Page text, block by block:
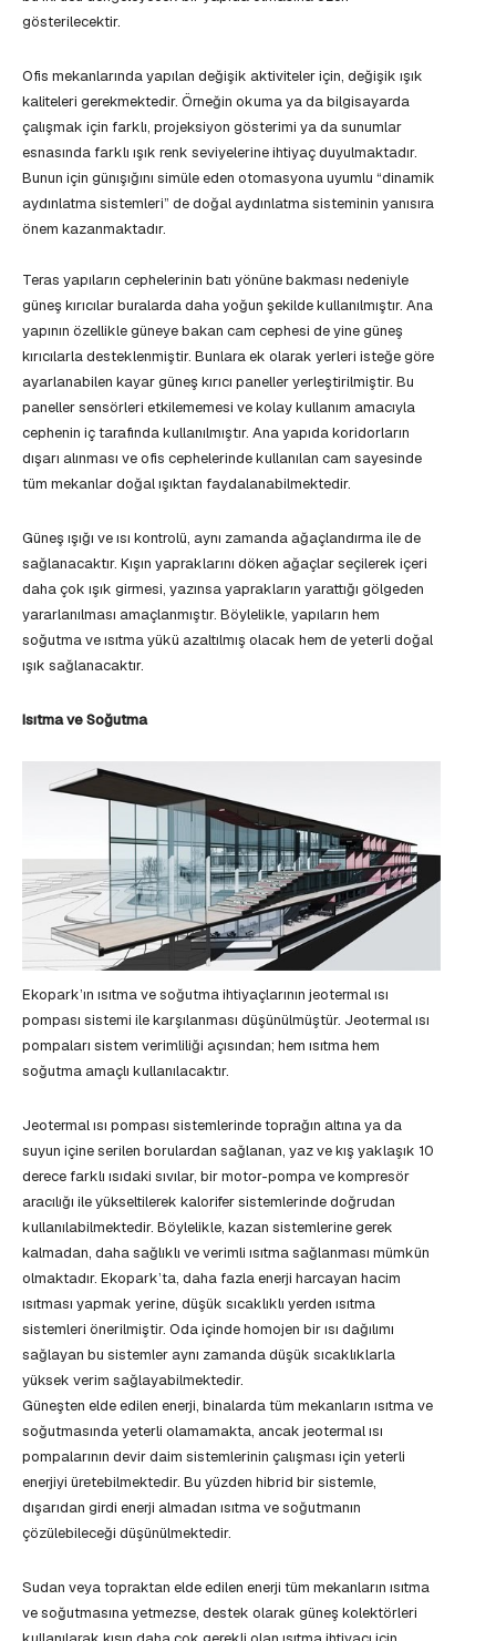
gösterilecektir.
Ofis mekanlarında yapılan değişik aktiviteler için, değişik ışık
kaliteleri gerekmektedir. Örneğin okuma ya da bilgisayarda
çalışmak için farklı, projeksiyon gösterimi ya da sunumlar
esnasında farklı ışık renk seviyelerine ihtiyaç duyulmaktadır.
Bunun için günışığını simüle eden otomasyona uyumlu “dinamik
aydınlatma sistemleri” de doğal aydınlatma sisteminin yanısıra
önem kazanmaktadır.
Teras yapıların cephelerinin batı yönüne bakması nedeniyle
güneş kırıcılar buralarda daha yoğun şekilde kullanılmıştır. Ana
yapının özellikle güneye bakan cam cephesi de yine güneş
kırıcılarla desteklenmiştir. Bunlara ek olarak yerleri isteğe göre
ayarlanabilen kayar güneş kırıcı paneller yerleştirilmiştir. Bu
paneller sensörleri etkilememesi ve kolay kullanım amacıyla
cephenin iç tarafında kullanılmıştır. Ana yapıda koridorların
dışarı alınması ve ofis cephelerinde kullanılan cam sayesinde
tüm mekanlar doğal ışıktan faydalanabilmektedir.
Güneş ışığı ve ısı kontrolü, aynı zamanda ağaçlandırma ile de
sağlanacaktır. Kışın yapraklarını döken ağaçlar seçilerek içeri
daha çok ışık girmesi, yazınsa yaprakların yarattığı gölgeden
yararlanılması amaçlanmıştır. Böylelikle, yapıların hem
soğutma ve ısıtma yükü azaltılmış olacak hem de yeterli doğal
ışık sağlanacaktır.
Isıtma ve Soğutma
Ekopark’ın ısıtma ve soğutma ihtiyaçlarının jeotermal ısı
pompası sistemi ile karşılanması düşünülmüştür. Jeotermal ısı
pompaları sistem verimliliği açısından; hem ısıtma hem
soğutma amaçlı kullanılacaktır.
Jeotermal ısı pompası sistemlerinde toprağın altına ya da
suyun içine serilen borulardan sağlanan, yaz ve kış yaklaşık 10
derece farklı ısıdaki sıvılar, bir motor-pompa ve kompresör
aracılığı ile yükseltilerek kalorifer sistemlerinde doğrudan
kullanılabilmektedir. Böylelikle, kazan sistemlerine gerek
kalmadan, daha sağlıklı ve verimli ısıtma sağlanması mümkün
olmaktadır. Ekopark’ta, daha fazla enerji harcayan hacim
ısıtması yapmak yerine, düşük sıcaklıklı yerden ısıtma
sistemleri önerilmiştir. Oda içinde homojen bir ısı dağılımı
sağlayan bu sistemler aynı zamanda düşük sıcaklıklarla
yüksek verim sağlayabilmektedir.
Güneşten elde edilen enerji, binalarda tüm mekanların ısıtma ve
soğutmasında yeterli olamamakta, ancak jeotermal ısı
pompalarının devir daim sistemlerinin çalışması için yeterli
enerjiyi üretebilmektedir. Bu yüzden hibrid bir sistemle,
dışarıdan girdi enerji almadan ısıtma ve soğutmanın
çözülebileceği düşünülmektedir.
Sudan veya topraktan elde edilen enerji tüm mekanların ısıtma
ve soğutmasına yetmezse, destek olarak güneş kolektörleri